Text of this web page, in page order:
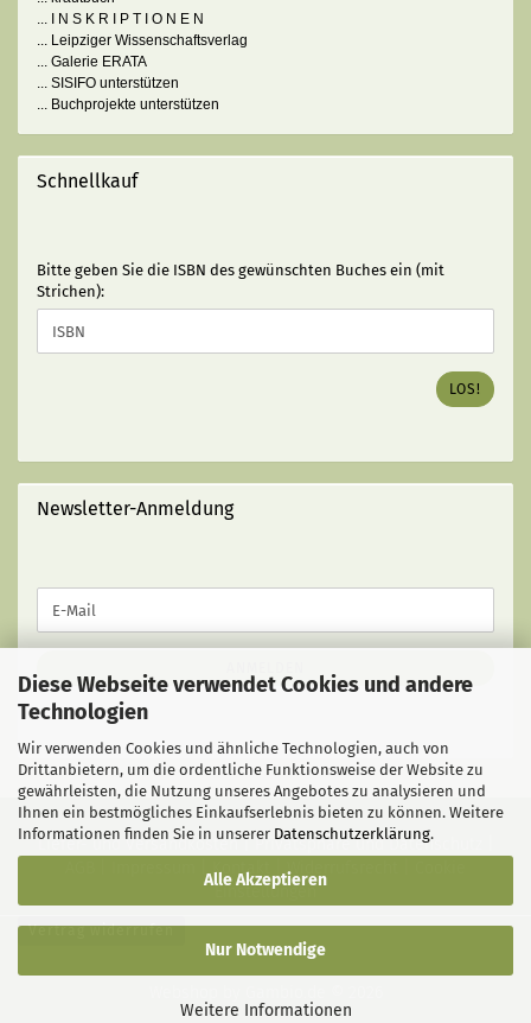
Diese Webseite verwendet Cookies und andere
Technologien
Wir verwenden Cookies und ähnliche Technologien, auch von
Drittanbietern, um die ordentliche Funktionsweise der Website zu
gewährleisten, die Nutzung unseres Angebotes zu analysieren und
Ihnen ein bestmögliches Einkaufserlebnis bieten zu können. Weitere
Informationen finden Sie in unserer Datenschutzerklärung.
Alle Akzeptieren
Nur Notwendige
Weitere Informationen
... I N S K R I P T I O N E N
... Leipziger Wissenschaftsverlag
... Galerie ERATA
... SISIFO unterstützen
... Buchprojekte unterstützen
Schnellkauf
BITTE
GEBEN
SIE
DIE
ISBN
(MIT
STRICHEN):
Bitte geben Sie die ISBN des gewünschten Buches ein (mit
Strichen):
LOS!
Newsletter-Anmeldung
ZUR
E-
Mail
Liefer- und Versandkosten|Privatsphäre und Datenschutz
Kontakt Widerrufsrecht
Einstellungen
Vertrag widerrufen